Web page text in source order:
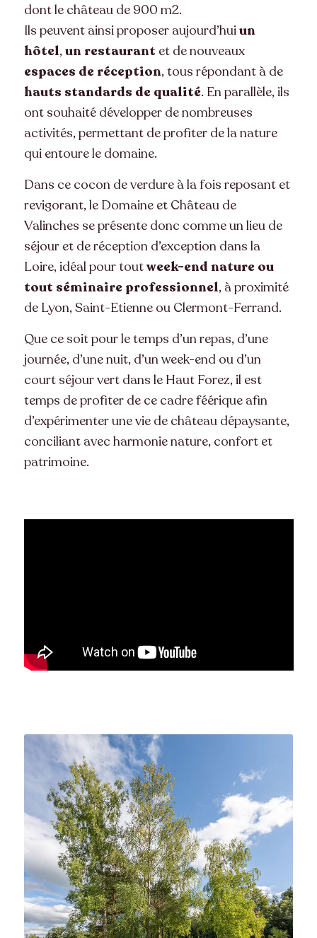
dont le château de 900 m2.
Ils peuvent ainsi proposer aujourd’huiun
hôtel,un restaurant et de nouveaux
espaces de réception, tous répondant à de
hauts standards de qualité. En parallèle, ils
ont souhaité développer de nombreuses
activités, permettant de profiter de la nature
qui entoure le domaine.
Dans ce cocon de verdure à la fois reposant et
revigorant, le Domaine et Château de
Valinches se présente donc comme un lieu de
séjour et de réception d’exception dans la
Loire, idéal pour toutweek-end nature ou
tout séminaire professionnel, à proximité
de Lyon, Saint-Etienne ou Clermont-Ferrand.
Que ce soit pour le temps d’un repas, d’une
journée, d’une nuit, d’un week-end ou d’un
court séjour vert dans le Haut Forez, il est
temps de profiter de ce cadre féérique afin
d’expérimenter une vie de château dépaysante,
conciliant avec harmonie nature, confort et
patrimoine.